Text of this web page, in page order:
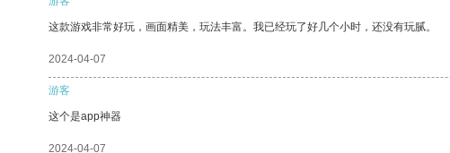
这款游戏非常好玩，画面精美，玩法丰富。我已经玩了好几个小时，还没有玩腻。
2024-04-07
游客
这个是app神器
2024-04-07